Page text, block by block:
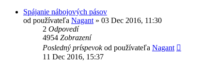
Spájanie nábojových pásov
od používateľa Nagant » 03 Dec 2016, 11:30
2 Odpovedí
4954 Zobrazení
Posledný príspevokod používateľa Nagant
11 Dec 2016, 15:37